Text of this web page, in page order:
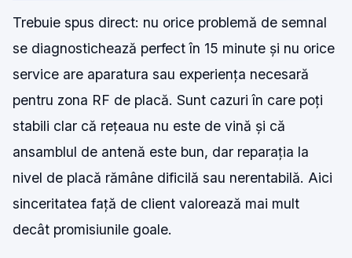
Trebuie spus direct: nu orice problemă de semnal
se diagnostichează perfect în 15 minute și nu orice
service are aparatura sau experiența necesară
pentru zona RF de placă. Sunt cazuri în care poți
stabili clar că rețeaua nu este de vină și că
ansamblul de antenă este bun, dar reparația la
nivel de placă rămâne dificilă sau nerentabilă. Aici
sinceritatea față de client valorează mai mult
decât promisiunile goale.